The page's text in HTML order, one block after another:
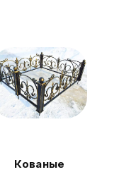
Кованые